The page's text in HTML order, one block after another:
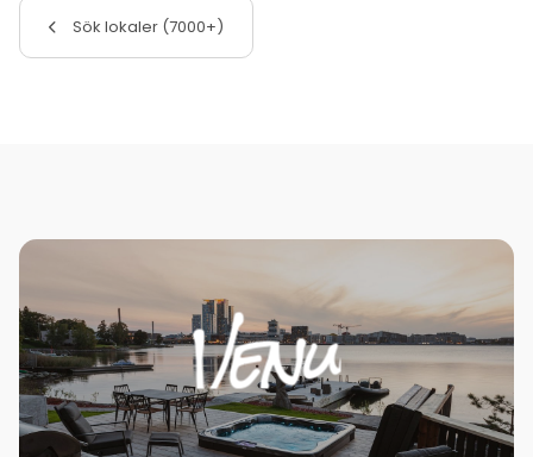
Sök lokaler (7000+)